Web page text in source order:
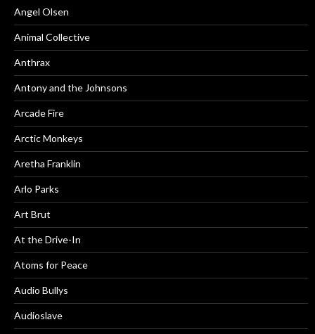
Angel Olsen
Animal Collective
Anthrax
Antony and the Johnsons
Arcade Fire
Arctic Monkeys
Aretha Franklin
Arlo Parks
Art Brut
At the Drive-In
Atoms for Peace
Audio Bullys
Audioslave